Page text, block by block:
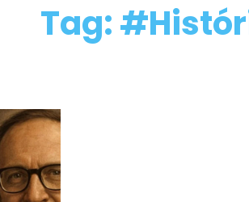
Tag: